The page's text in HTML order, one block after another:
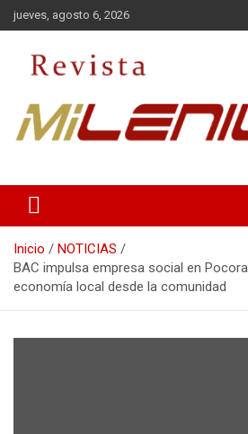
Saltar
al
jueves, agosto 6, 2026
Inicio
NOTICIAS
BAC impulsa empresa social en
economía local desde la comunidad